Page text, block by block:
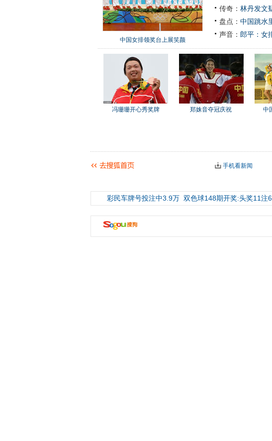
中国女排领奖台上展笑颜
传奇： 林丹发文
盘点： 中国跳水
声音： 郎平：女
冯珊珊开心秀奖牌 郑姝音夺冠庆祝 中
手机看新闻
彩民车牌号投注中3.9万 双色球148期开奖:头奖11注